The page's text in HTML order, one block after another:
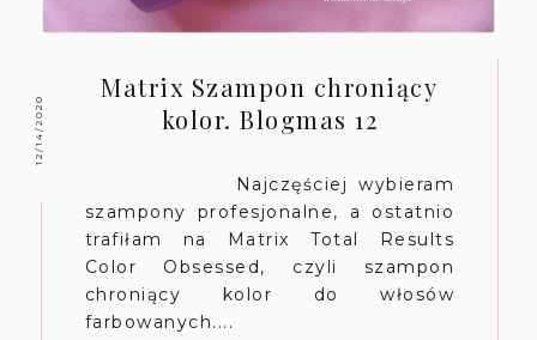
12/14/2020
Matrix Szampon chroniący
kolor. Blogmas 12
Najczęściej wybieram
szampony profesjonalne, a ostatnio
trafiłam na Matrix Total Results
Color Obsessed, czyli szampon
chroniący kolor do włosów
farbowanych....